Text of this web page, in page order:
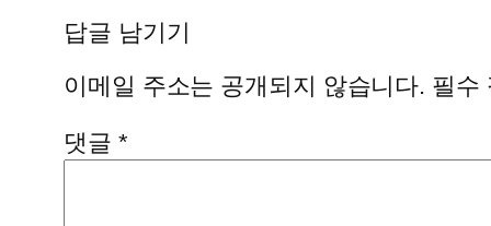
답글 남기기
이메일 주소는 공개되지 않습니다. 필수
댓글 *